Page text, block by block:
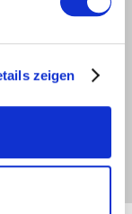
zeigen